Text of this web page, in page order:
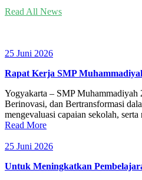
Read All News
25 Juni 2026
Rapat Kerja SMP
Yogyakarta – SMP Muhammadiyah
Berinovasi, dan Bertransformasi
mengevaluasi capaian sekolah,
Read More
25 Juni 2026
Untuk Meningkatkan